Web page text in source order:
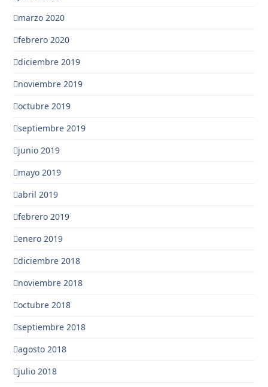
marzo 2020
febrero 2020
diciembre 2019
noviembre 2019
octubre 2019
septiembre 2019
junio 2019
mayo 2019
abril 2019
febrero 2019
enero 2019
diciembre 2018
noviembre 2018
octubre 2018
septiembre 2018
agosto 2018
julio 2018